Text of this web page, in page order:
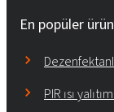
En popüler
PIR ısı